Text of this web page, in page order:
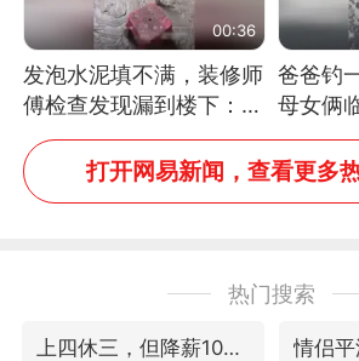
00:36
发泡水泥填不满，装修师
傅检查发现漏到楼下：出
风口未延伸到外墙
爸爸钓
母女俩
玩具鱼
打开网易新闻，查看更多
热门搜索
上四休三，但降薪1000元，你接受吗？